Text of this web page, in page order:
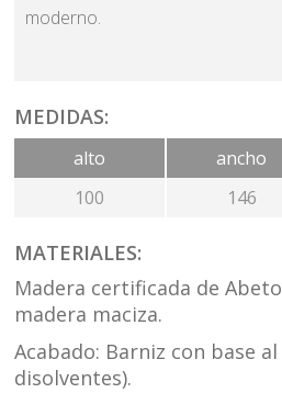
moderno.
Fabricada en madera
Acabada con barnices al
espacios interiores, que
estrictos de emisiones de
dormitorio puedes elegir dentro
España, en nuestras propias
así en alza el capital humano de
de esta manera controlamos
sale el producto completamente
garantiza siempre la máxima
MEDIDAS:
alto
100
ancho
146
MATERIALES:
Madera certificada de
madera maciza.
Acabado: Barniz con base
disolventes).